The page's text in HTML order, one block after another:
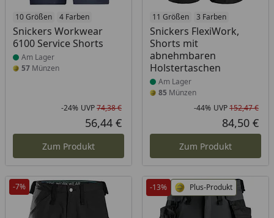
10 Größen 4 Farben
Snickers Workwear
6100 Service Shorts
Produkt am Lager
Am Lager
57 Münzen
Rabatt in Prozent
-24%
Ursprünglicher Preis
UVP74,38 €
Aktueller Preis
56,44 €
Zum Produkt
11 Größen 3 Farben
Snickers FlexiWork,
Shorts mit
abnehmbaren
Holstertaschen
Produkt am Lager
Am Lager
85 Münzen
-44% UVP152,47 €
84,50 €
Zum Produkt
-7% -13% Plus-Produkt